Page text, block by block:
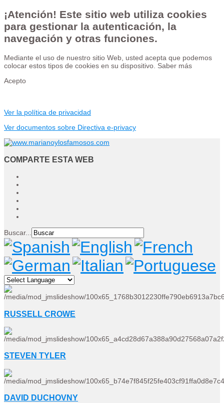
¡Atención! Este sitio web utiliza cookies
para gestionar la autenticación, la
navegación y otras funciones.
Mediante el uso de nuestro sitio Web, usted acepta que podemos
colocar estos tipos de cookies en su dispositivo. Saber más
Acepto
Ver la política de privacidad
Ver documentos sobre Directiva e-privacy
COMPARTE ESTA WEB
Buscar...
RUSSELL CROWE
STEVEN TYLER
DAVID DUCHOVNY